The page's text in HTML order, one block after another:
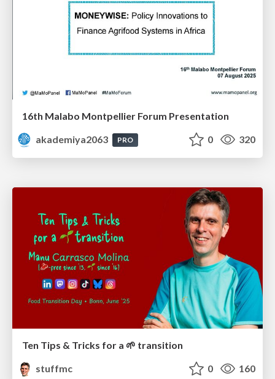
16th Malabo Montpellier Forum Presentation
akademiya2063
PRO 0 320
Ten Tips & Tricks for a 🌱 transition
stuffmc
0 160